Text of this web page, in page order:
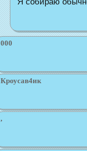
000
Кроусав4ик
,